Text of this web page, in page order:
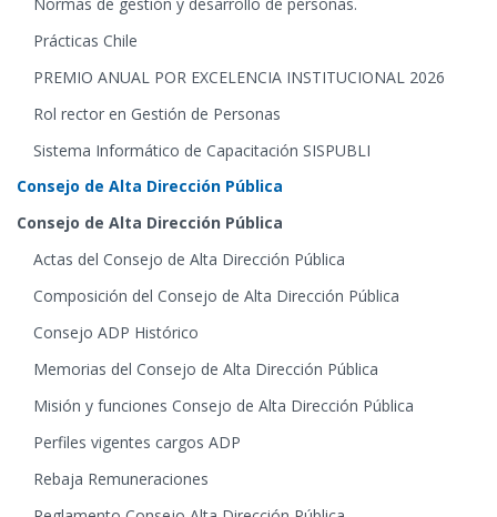
Normas de gestión y desarrollo de personas.
Prácticas Chile
PREMIO ANUAL POR EXCELENCIA INSTITUCIONAL 2026
Rol rector en Gestión de Personas
Sistema Informático de Capacitación SISPUBLI
Consejo de Alta Dirección Pública
Consejo de Alta Dirección Pública
Actas del Consejo de Alta Dirección Pública
Composición del Consejo de Alta Dirección Pública
Consejo ADP Histórico
Memorias del Consejo de Alta Dirección Pública
Misión y funciones Consejo de Alta Dirección Pública
Perfiles vigentes cargos ADP
Rebaja Remuneraciones